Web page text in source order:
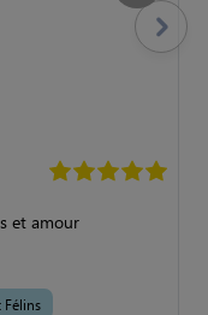
et amour
Félins
Suivant